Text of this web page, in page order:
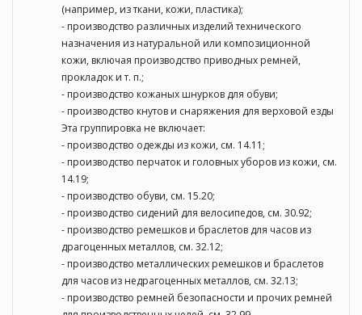
(например, из ткани, кожи, пластика);
- производство различных изделий технического
назначения из натуральной или композиционной
кожи, включая производство приводных ремней,
прокладок и т. п.;
- производство кожаных шнурков для обуви;
- производство кнутов и снаряжения для верховой езды
Эта группировка не включает:
- производство одежды из кожи, см. 14.11;
- производство перчаток и головных уборов из кожи, см.
14.19;
- производство обуви, см. 15.20;
- производство сидений для велосипедов, см. 30.92;
- производство ремешков и браслетов для часов из
драгоценных металлов, см. 32.12;
- производство металлических ремешков и браслетов
для часов из недрагоценных металлов, см. 32.13;
- производство ремней безопасности и прочих ремней